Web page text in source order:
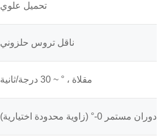
تحميل علوي
ناقل تروس حلزوني
مقلاة ، ° ~ 30 درجة/ثانية
مستمر 0-° (زاوية محدودة اختيارية)